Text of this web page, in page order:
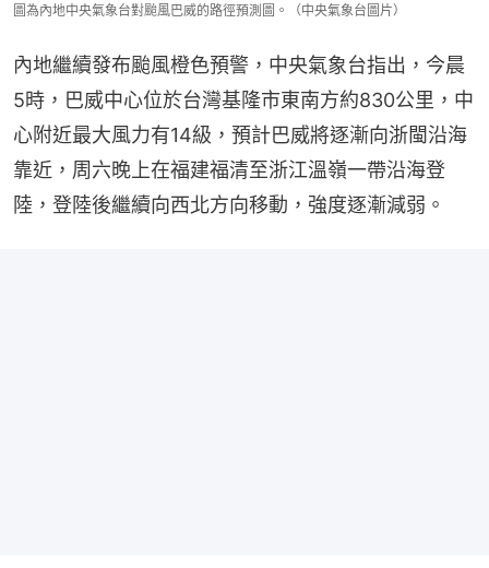
圖為內地中央氣象台對颱風巴威的路徑預測圖。（中央氣象台圖片）
內地繼續發布颱風橙色預警，中央氣象台指出，今晨
5時，巴威中心位於台灣基隆市東南方約830公里，中
心附近最大風力有14級，預計巴威將逐漸向浙閩沿海
靠近，周六晚上在福建福清至浙江溫嶺一帶沿海登
陸，登陸後繼續向西北方向移動，強度逐漸減弱。